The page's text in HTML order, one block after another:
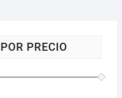
en
PRECIO